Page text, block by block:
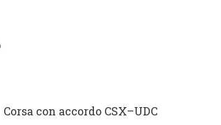
Corsa con accordo CSX–UDC